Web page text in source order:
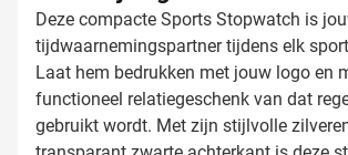
Deze compacte Sports Stopwatch is
tijdwaarnemingspartner tijdens elk
Laat hem bedrukken met jouw logo en
functioneel relatiegeschenk van dat
gebruikt wordt. Met zijn stijlvolle